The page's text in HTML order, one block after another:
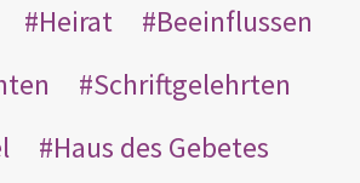
Heirat
Beeinflussen
Schriftgelehrten
Haus des Gebetes